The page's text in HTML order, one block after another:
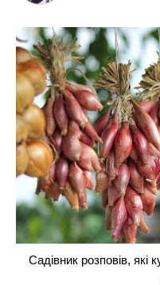
Садівник розповів, які